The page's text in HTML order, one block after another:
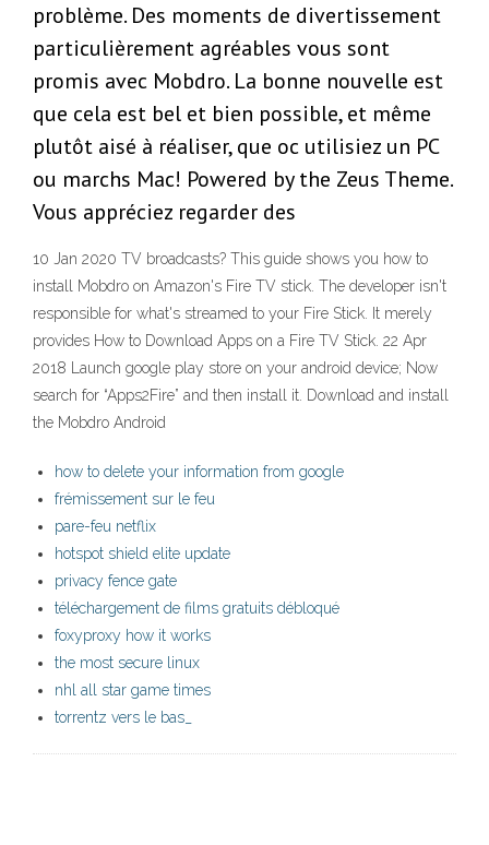
problème. Des moments de divertissement
particulièrement agréables vous sont
promis avec Mobdro. La bonne nouvelle est
que cela est bel et bien possible, et même
plutôt aisé à réaliser, que oc utilisiez un PC
ou marchs Mac! Powered by the Zeus Theme.
Vous appréciez regarder des
10 Jan 2020 TV broadcasts? This guide shows you how to
install Mobdro on Amazon's Fire TV stick. The developer isn't
responsible for what's streamed to your Fire Stick. It merely
provides How to Download Apps on a Fire TV Stick. 22 Apr
2018 Launch google play store on your android device; Now
search for “Apps2Fire” and then install it. Download and install
the Mobdro Android
how to delete your information from google
frémissement sur le feu
pare-feu netflix
hotspot shield elite update
privacy fence gate
téléchargement de films gratuits débloqué
foxyproxy how it works
the most secure linux
nhl all star game times
torrentz vers le bas_